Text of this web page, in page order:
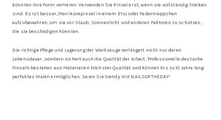
könnten ihre Form verlieren. Verwenden Sie Pinsel erst, wenn sie vollständig trocken
sind. Es ist besser, Manikürepinsel in einem Etui oder Federmäppchen
aufzubewahren, um sie vor Staub, Sonnenlicht und anderen Faktoren zu schützen,
die sie beschädigen könnten.
Die richtige Pflege und Lagerung der Werkzeuge verlängert nicht nur deren
Lebensdauer, sondern sichert auch die Qualität der Arbeit. Professionelle deutsche
Pinseln bestehen aus Materialien höchster Qualität und können bis zu 10 Jahre lang
perfektes Malen ermöglichen. Seien Sie trendy mit NAILSOFTHEDAY!